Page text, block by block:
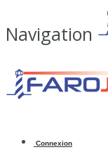
Navigation
Connexion